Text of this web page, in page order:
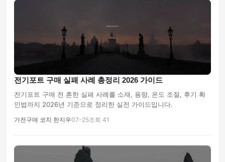
전기포트 구매 실패 사례 총정리 2026 가이드
전기포트 구매 전 흔한 실패 사례를 소재, 용량, 온도 조절, 후기 확
인법까지 2026년 기준으로 정리한 실전 가이드입니다.
가전구매 코치 한지우07-25조회 41